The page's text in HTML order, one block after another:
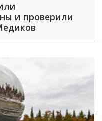
и проверили